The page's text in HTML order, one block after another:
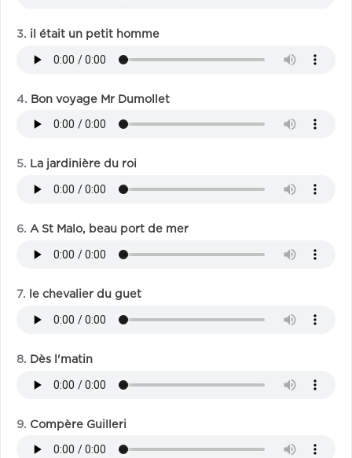
il était un petit homme
Bon voyage Mr Dumollet
La jardinière du roi
A St Malo, beau port de mer
le chevalier du guet
Dès l'matin
Compère Guilleri